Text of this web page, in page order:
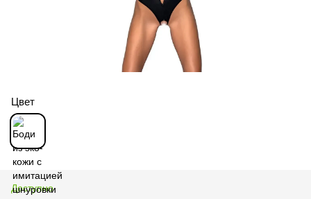
Цвет
Доступно